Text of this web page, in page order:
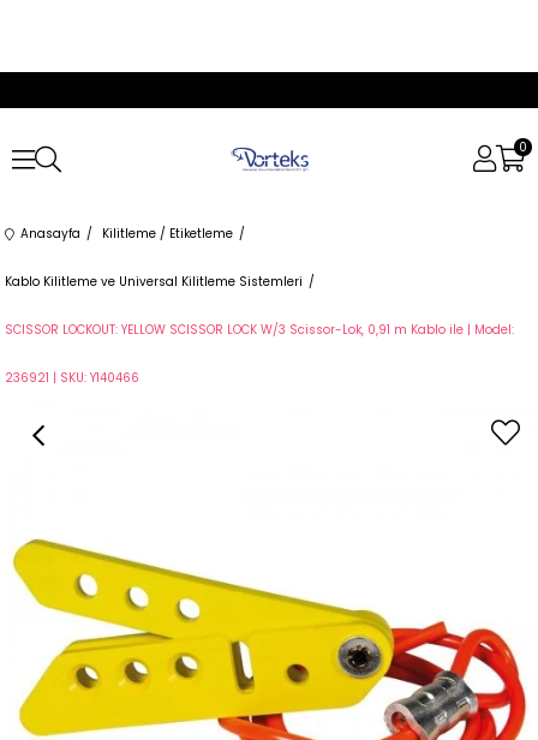
0
Anasayfa Kilitleme / Etiketleme
Kablo Kilitleme ve Universal Kilitleme Sistemleri
SCISSOR LOCKOUT: YELLOW SCISSOR LOCK W/3 Scissor-Lok, 0,91 m Kablo ile | Model:
236921 | SKU: Y140466